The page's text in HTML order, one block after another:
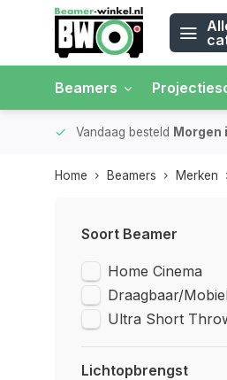
Beamers
Vandaag besteld Morgen
Home Beamers Merken
Soort Beamer
Home Cinema
Draagbaar/
Ultra Short
Lichtopbrengst